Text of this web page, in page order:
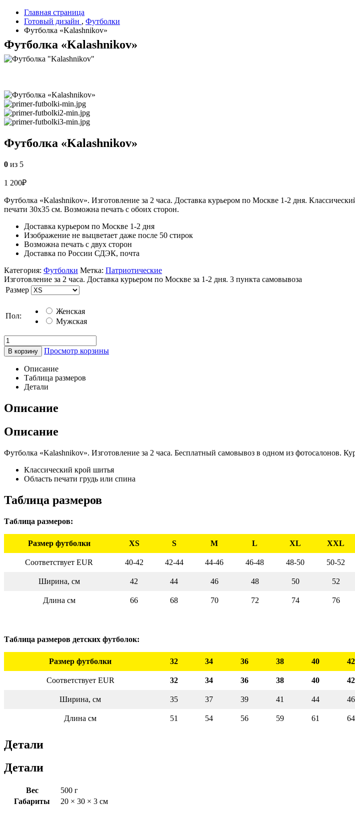
Главная страница
Готовый дизайн , Футболки
Футболка «Kalashnikov»
Футболка «Kalashnikov»
Футболка «Kalashnikov»
0 из 5
1 200₽
Футболка «Kalashnikov». Изготовление за 2 часа. Доставка курьером по Москве 1-2 дня.
печати 30х35 см. Возможна печать с обоих сторон.
Доставка курьером по Москве 1-2 дня
Изображение не выцветает даже после 50 стирок
Возможна печать с двух сторон
Доставка по России СДЭК, почта
Категория: Футболки Метка: Патриотические
Изготовление за 2 часа. Доставка курьером по Москве за 1-2 дня. 3 пункта самовывоза
Размер
Пол:
Женская
Мужская
В корзину Просмотр корзины
Описание
Таблица размеров
Детали
Описание
Описание
Футболка «Kalashnikov». Изготовление за 2 часа. Бесплатный самовывоз в одном из фотосалонов.
Классический крой шитья
Область печати грудь или спина
Таблица размеров
Таблица размеров:
Размер футболки XS S M L XL XXL
Соответствует EUR 40-42 42-44 44-46 46-48 48-50 50-52
Ширина, см 42 44 46 48 50 52
Длина см 66 68 70 72 74 76
Таблица размеров детских футболок:
Размер футболки 32 34 36 38 40 42
Соответствует EUR 32 34 36 38 40 42
Ширина, см 35 37 39 41 44 46
Длина см 51 54 56 59 61 64
Детали
Детали
Вес
500 г
Габариты
20 × 30 × 3 см